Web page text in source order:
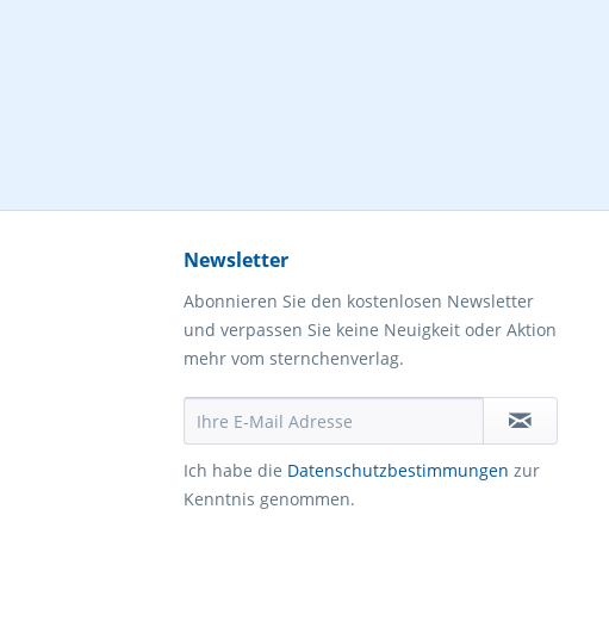
Newsletter
Abonnieren Sie den kostenlosen Newsletter
und verpassen Sie keine Neuigkeit oder Aktion
mehr vom sternchenverlag.
Ich habe die Datenschutzbestimmungen zur
Kenntnis genommen.